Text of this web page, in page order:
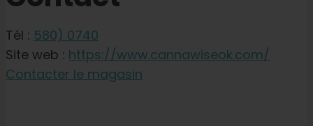
Semences triploïdes
Graines de jardin
Tél : 580) 0740
Site web : https://www.cannawiseok.com/
Contacter le magasin